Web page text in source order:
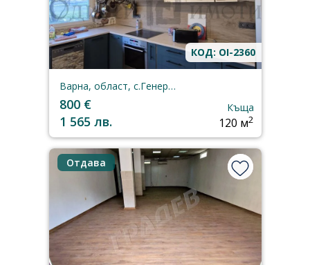
КОД: OI-2360
Варна, област, с.Генерал-Кантарджиево
800 €
1 565 лв.
Къща
120 м2
Отдава